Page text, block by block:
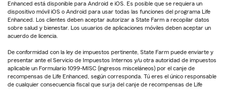
Enhanced está disponible para Android e iOS. Es posible que se requiera un
dispositivo móvil iOS o Android para usar todas las funciones del programa Life
Enhanced. Los clientes deben aceptar autorizar a State Farm a recopilar datos
sobre salud y bienestar. Los usuarios de aplicaciones móviles deben aceptar un
acuerdo de licencia.
De conformidad con la ley de impuestos pertinente, State Farm puede enviarte y
presentar ante el Servicio de Impuestos Internos y/u otra autoridad de impuestos
aplicable un Formulario 1099-MISC (ingresos misceláneos) por el canje de
recompensas de Life Enhanced, según corresponda. Tú eres el único responsable
de cualquier consecuencia fiscal que surja del canje de recompensas de Life